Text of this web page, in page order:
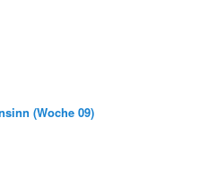
(Woche 09)